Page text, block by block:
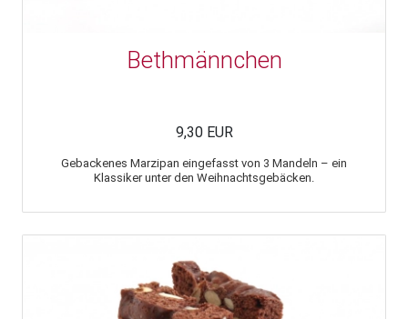
Bethmännchen
9,30 EUR
Gebackenes Marzipan eingefasst von 3 Mandeln – ein
Klassiker unter den Weihnachtsgebäcken.